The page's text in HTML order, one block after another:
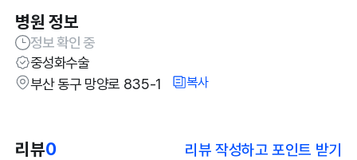
병원 정보
정보 확인 중
중성화수술
부산 동구 망양로 835-1
복사
리뷰0 리뷰 작성하고 포인트 받기